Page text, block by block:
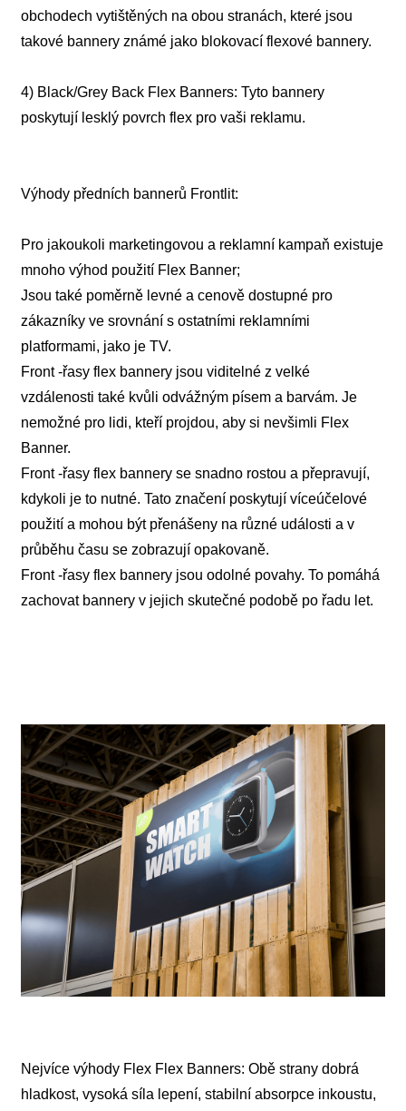
obchodech vytištěných na obou stranách, které jsou
takové bannery známé jako blokovací flexové bannery.
4) Black/Grey Back Flex Banners: Tyto bannery
poskytují lesklý povrch flex pro vaši reklamu.
Výhody předních bannerů Frontlit:
Pro jakoukoli marketingovou a reklamní kampaň existuje
mnoho výhod použití Flex Banner;
Jsou také poměrně levné a cenově dostupné pro
zákazníky ve srovnání s ostatními reklamními
platformami, jako je TV.
Front -řasy flex bannery jsou viditelné z velké
vzdálenosti také kvůli odvážným písem a barvám. Je
nemožné pro lidi, kteří projdou, aby si nevšimli Flex
Banner.
Front -řasy flex bannery se snadno rostou a přepravují,
kdykoli je to nutné. Tato značení poskytují víceúčelové
použití a mohou být přenášeny na různé události a v
průběhu času se zobrazují opakovaně.
Front -řasy flex bannery jsou odolné povahy. To pomáhá
zachovat bannery v jejich skutečné podobě po řadu let.
Nejvíce výhody Flex Flex Banners: Obě strany dobrá
hladkost, vysoká síla lepení, stabilní absorpce inkoustu,